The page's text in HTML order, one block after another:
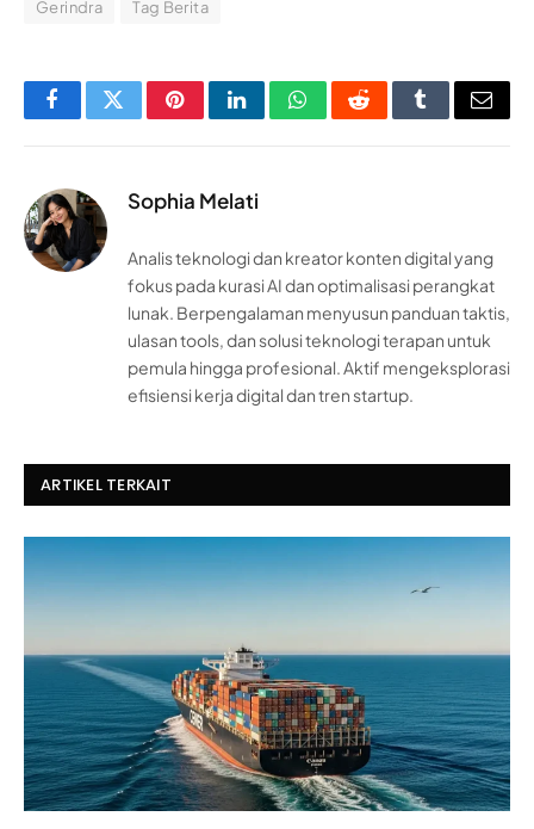
Gerindra Tag Berita
FacebookTwitterPinterestLinkedInWhatsAppRedditTumblrEmail
Sophia Melati
Analis teknologi dan kreator konten digital yang
fokus pada kurasi AI dan optimalisasi perangkat
lunak. Berpengalaman menyusun panduan taktis,
ulasan tools, dan solusi teknologi terapan untuk
pemula hingga profesional. Aktif mengeksplorasi
efisiensi kerja digital dan tren startup.
ARTIKEL TERKAIT